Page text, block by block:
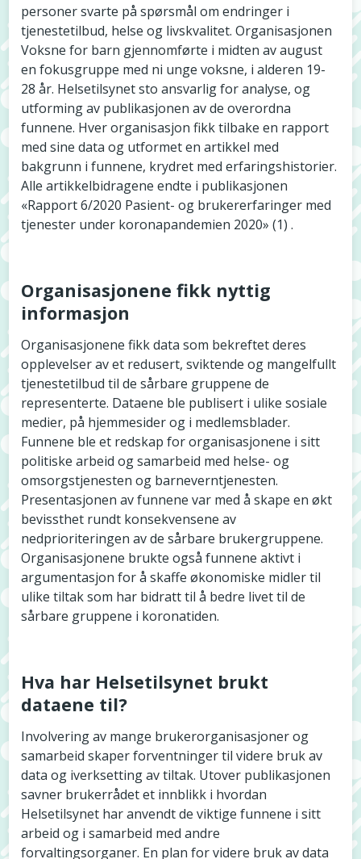
personer svarte på spørsmål om endringer i
tjenestetilbud, helse og livskvalitet. Organisasjonen
Voksne for barn gjennomførte i midten av august
en fokusgruppe med ni unge voksne, i alderen 19-
28 år. Helsetilsynet sto ansvarlig for analyse, og
utforming av publikasjonen av de overordna
funnene. Hver organisasjon fikk tilbake en rapport
med sine data og utformet en artikkel med
bakgrunn i funnene, krydret med erfaringshistorier.
Alle artikkelbidragene endte i publikasjonen
«Rapport 6/2020 Pasient- og brukererfaringer med
tjenester under koronapandemien 2020» (1) .
Organisasjonene fikk nyttig
informasjon
Organisasjonene fikk data som bekreftet deres
opplevelser av et redusert, sviktende og mangelfullt
tjenestetilbud til de sårbare gruppene de
representerte. Dataene ble publisert i ulike sosiale
medier, på hjemmesider og i medlemsblader.
Funnene ble et redskap for organisasjonene i sitt
politiske arbeid og samarbeid med helse- og
omsorgstjenesten og barneverntjenesten.
Presentasjonen av funnene var med å skape en økt
bevissthet rundt konsekvensene av
nedprioriteringen av de sårbare brukergruppene.
Organisasjonene brukte også funnene aktivt i
argumentasjon for å skaffe økonomiske midler til
ulike tiltak som har bidratt til å bedre livet til de
sårbare gruppene i koronatiden.
Hva har Helsetilsynet brukt
dataene til?
Involvering av mange brukerorganisasjoner og
samarbeid skaper forventninger til videre bruk av
data og iverksetting av tiltak. Utover publikasjonen
savner brukerrådet et innblikk i hvordan
Helsetilsynet har anvendt de viktige funnene i sitt
arbeid og i samarbeid med andre
forvaltingsorganer. En plan for videre bruk av data